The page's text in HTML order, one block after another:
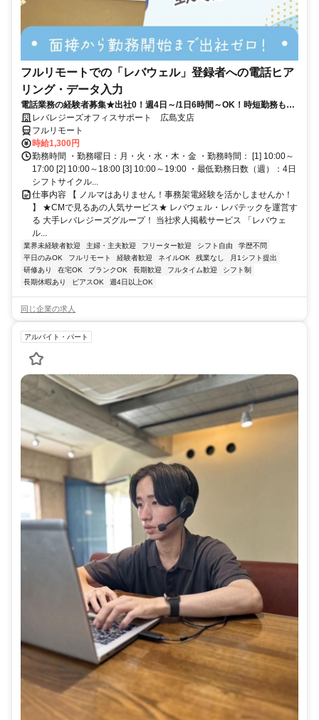
フルリモートでの「レバウェル」登録者への電話ヒア
リング・データ入力
電話業務の経験者募集★出社0！週4日～/1日6時間～OK！時短勤務も◎
プライベートも大事に働ける♪
レバレジーズオフィスサポート 広島支店
フルリモート
時給1,300円
勤務時間 ・勤務曜日：月・火・水・木・金 ・勤務時間： [1] 10:00～
17:00 [2] 10:00～18:00 [3] 10:00～19:00 ・最低勤務日数（週）：4日
シフトサイクル...
仕事内容 【 ノルマはありません！事務架電経験を活かしませんか！
】 ★CMで見るあの人気サービス★ レバウェル・レバテックを運営す
る 大手レバレジーズグループ！ 当社求人掲載サービス 「レバウェ
ル...
業界未経験者歓迎 主婦・主夫歓迎 フリーター歓迎 シフト自由
学歴不問
平日のみOK
フルリモート 経験者歓迎 ネイルOK 残業なし
月1シフト提出
研修あり
在宅OK ブランクOK 長期歓迎 フルタイム歓迎
シフト制
長期休暇あり
ピアスOK 週4日以上OK
同じ企業の求人
アルバイト・パート